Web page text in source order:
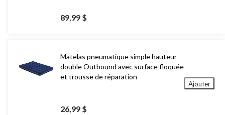
89,99 $
Matelas pneumatique simple hauteur
double Outbound avec surface floquée
et trousse de réparation
26,99 $
Ajouter